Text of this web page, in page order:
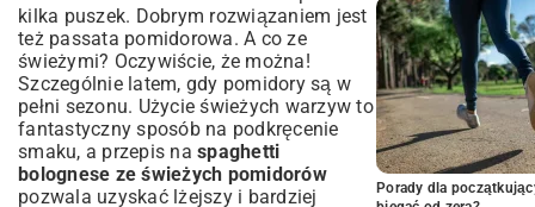
kilka puszek. Dobrym rozwiązaniem jest
też passata pomidorowa. A co ze
świeżymi? Oczywiście, że można!
Szczególnie latem, gdy pomidory są w
pełni sezonu. Użycie świeżych warzyw to
fantastyczny sposób na podkręcenie
smaku, a przepis na spaghetti
bolognese ze świeżych pomidorów
pozwala uzyskać lżejszy i bardziej
Porady dla